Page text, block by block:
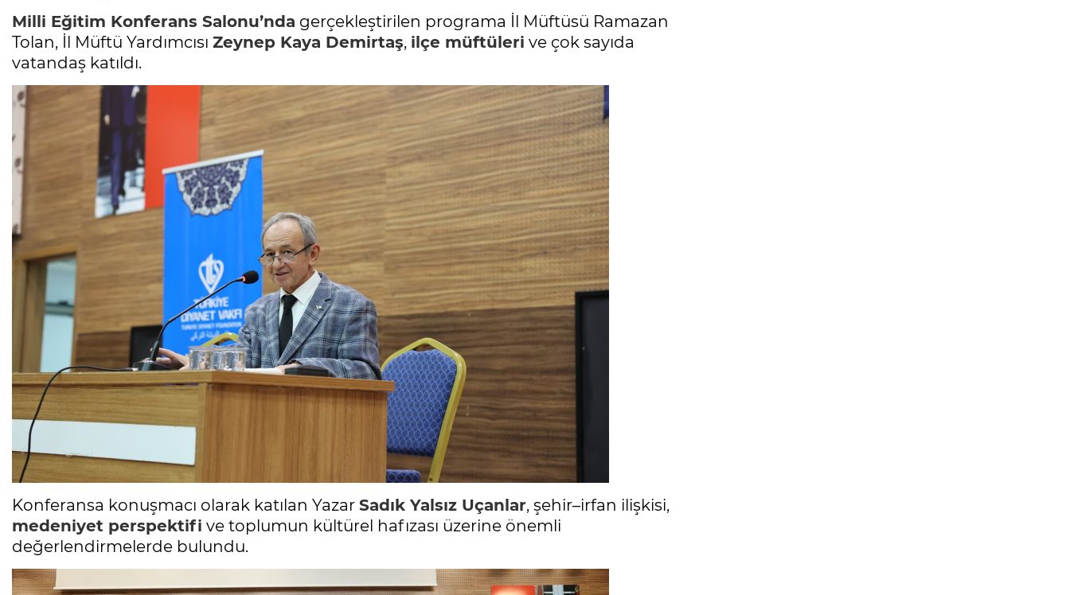
Milli Eğitim Konferans Salonu’nda gerçekleştirilen programa İl Müftüsü Ramazan
Tolan, İl Müftü Yardımcısı Zeynep Kaya Demirtaş, ilçe müftüleri ve çok sayıda
vatandaş katıldı.
Konferansa konuşmacı olarak katılan Yazar Sadık Yalsız Uçanlar, şehir–irfan ilişkisi,
medeniyet perspektifi ve toplumun kültürel hafızası üzerine önemli
değerlendirmelerde bulundu.